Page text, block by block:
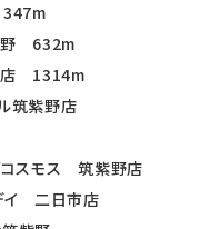
野 632m
店 1314m
筑紫野店
コスモス 筑紫野店
イ 二日市店